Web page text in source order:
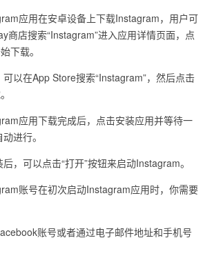
应用在安卓设备上下载Instagram，用户可
商店搜索“Instagram”进入应用详情页面，点
下载。
在App Store搜索“Instagram”，然后点击
应用下载完成后，点击安装应用并等待一
进行。
可以点击“打开”按钮来启动Instagram。
账号在初次启动Instagram应用时，你需要
账号或者通过电子邮件地址和手机号